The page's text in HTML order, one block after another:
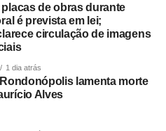
vem reconhecer sua
bem como manifestar sua
clamando que Deus
de obras durante
é prevista em lei;
circulação de imagens
1 dia atrás
lamenta morte
Alves